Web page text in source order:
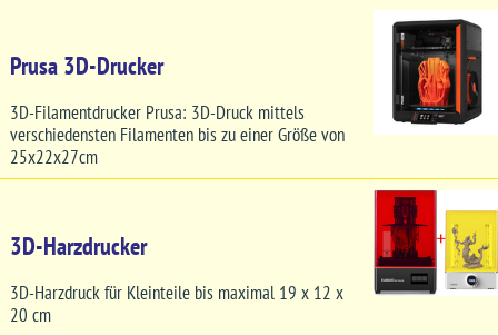
Prusa 3D-Drucker
3D-Filamentdrucker Prusa: 3D-Druck mittels
verschiedensten Filamenten bis zu einer Größe von
25x22x27cm
3D-Harzdrucker
3D-Harzdruck für Kleinteile bis maximal 19 x 12 x
20 cm